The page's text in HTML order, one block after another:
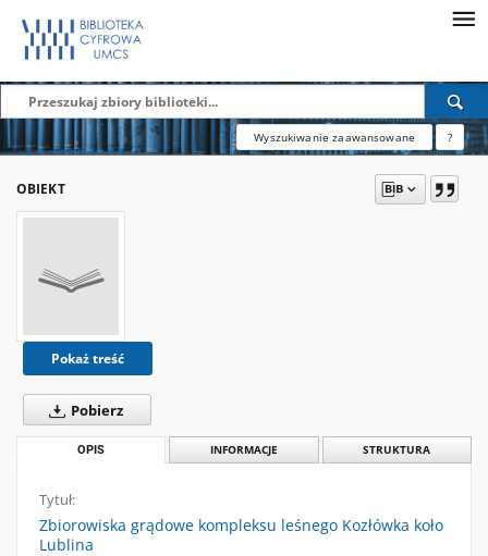
Wyszukiwanie zaawansowane ?
OBIEKT
Pokaż treść
Pobierz
OPIS INFORMACJE STRUKTURA
Tytuł:
Zbiorowiska grądowe kompleksu leśnego Kozłówka koło
Lublina